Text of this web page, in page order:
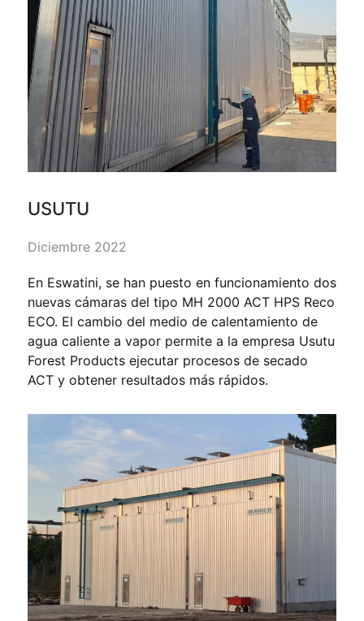
USUTU
Diciembre 2022
En Eswatini, se han puesto en funcionamiento dos
nuevas cámaras del tipo MH 2000 ACT HPS Reco
ECO. El cambio del medio de calentamiento de
agua caliente a vapor permite a la empresa Usutu
Forest Products ejecutar procesos de secado
ACT y obtener resultados más rápidos.